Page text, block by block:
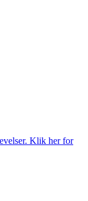
Klik her for